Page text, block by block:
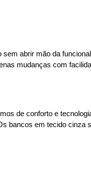
abrir mão da
mudanças com
de conforto e
bancos em tecido cinza